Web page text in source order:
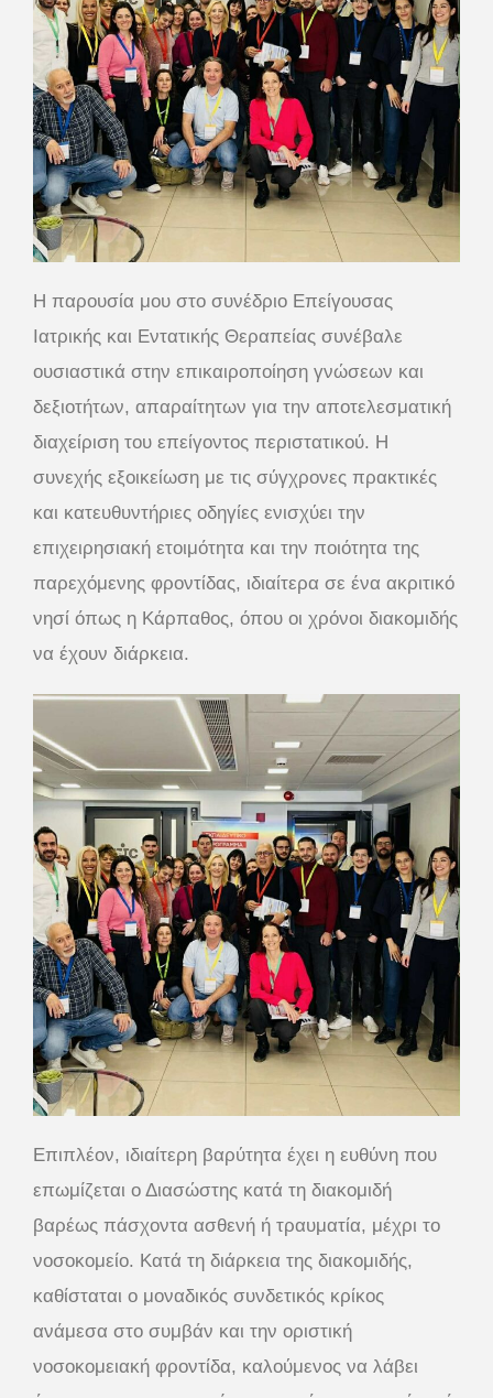
Η παρουσία μου στο συνέδριο Επείγουσας
Ιατρικής και Εντατικής Θεραπείας συνέβαλε
ουσιαστικά στην επικαιροποίηση γνώσεων και
δεξιοτήτων, απαραίτητων για την αποτελεσματική
διαχείριση του επείγοντος περιστατικού. Η
συνεχής εξοικείωση με τις σύγχρονες πρακτικές
και κατευθυντήριες οδηγίες ενισχύει την
επιχειρησιακή ετοιμότητα και την ποιότητα της
παρεχόμενης φροντίδας, ιδιαίτερα σε ένα ακριτικό
νησί όπως η Κάρπαθος, όπου οι χρόνοι διακομιδής
να έχουν διάρκεια.
Επιπλέον, ιδιαίτερη βαρύτητα έχει η ευθύνη που
επωμίζεται ο Διασώστης κατά τη διακομιδή
βαρέως πάσχοντα ασθενή ή τραυματία, μέχρι το
νοσοκομείο. Κατά τη διάρκεια της διακομιδής,
καθίσταται ο μοναδικός συνδετικός κρίκος
ανάμεσα στο συμβάν και την οριστική
νοσοκομειακή φροντίδα, καλούμενος να λάβει